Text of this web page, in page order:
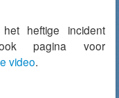
heftige incident
pagina voor
video.